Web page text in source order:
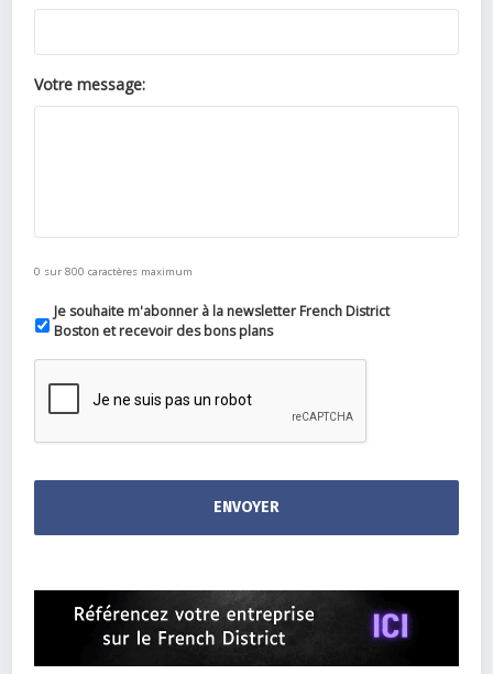
Votre message:
0 sur 800 caractères maximum
Je souhaite m'abonner à la newsletter French District
Boston et recevoir des bons plans